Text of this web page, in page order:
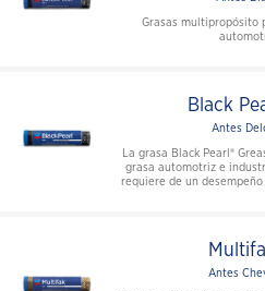
Grasas multipropósito
Black
Antes
La grasa Black Pearl®
grasa automotriz e
requiere de un
Antes